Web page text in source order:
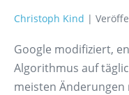
Christoph Kind |
Google modifiziert,
Algorithmus auf
meisten